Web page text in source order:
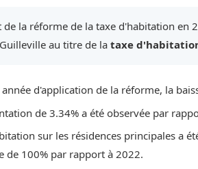
de la réforme de la taxe d'habitation en
au titre de la taxe
d'application de la réforme, la
de 3.34% a été observée par
sur les résidences principales a
de 100% par rapport à 2022.